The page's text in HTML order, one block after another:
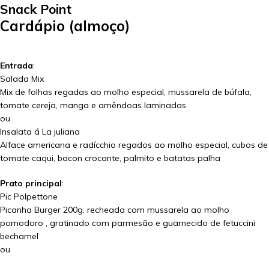
Snack Point
Cardápio (almoço)
Entrada:
Salada Mix
Mix de folhas regadas ao molho especial, mussarela de búfala,
tomate cereja, manga e amêndoas laminadas
ou
Insalata á La juliana
Alface americana e radícchio regados ao molho especial, cubos de
tomate caqui, bacon crocante, palmito e batatas palha
Prato principal:
Pic Polpettone
Picanha Burger 200g. recheada com mussarela ao molho
pomodoro , gratinado com parmesão e guarnecido de fetuccini
bechamel
ou